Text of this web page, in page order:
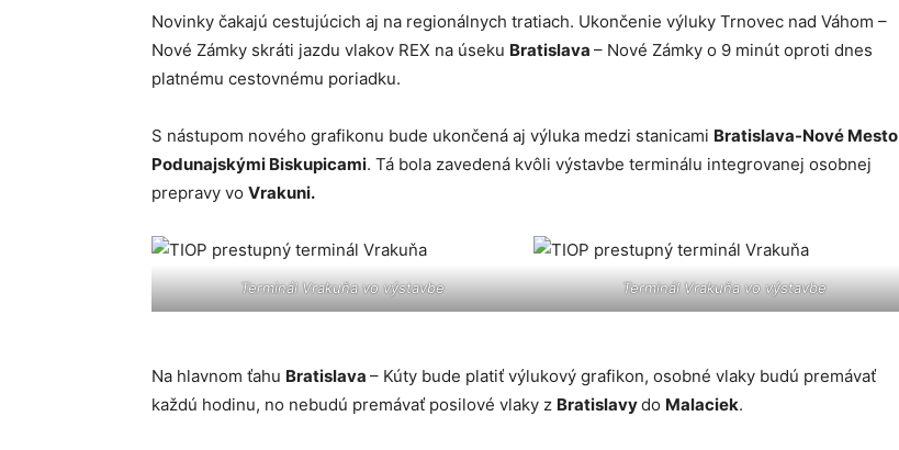
Novinky čakajú cestujúcich aj na regionálnych tratiach. Ukončenie výluky Trnovec nad Váhom –
Nové Zámky skráti jazdu vlakov REX na úseku Bratislava – Nové Zámky o 9 minút oproti dnes
platnému cestovnému poriadku.
S nástupom nového grafikonu bude ukončená aj výluka medzi stanicami Bratislava-Nové Mesto
Podunajskými Biskupicami. Tá bola zavedená kvôli výstavbe terminálu integrovanej osobnej
prepravy vo Vrakuni.
Terminál Vrakuňa vo výstavbe Terminál Vrakuňa vo výstavbe
Na hlavnom ťahu Bratislava – Kúty bude platiť výlukový grafikon, osobné vlaky budú premávať
každú hodinu, no nebudú premávať posilové vlaky z Bratislavydo Malaciek.